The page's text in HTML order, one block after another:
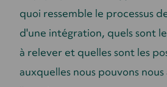
quoi ressemble le processus
d'une intégration, quels sont
à relever et quelles sont les
auxquelles nous pouvons